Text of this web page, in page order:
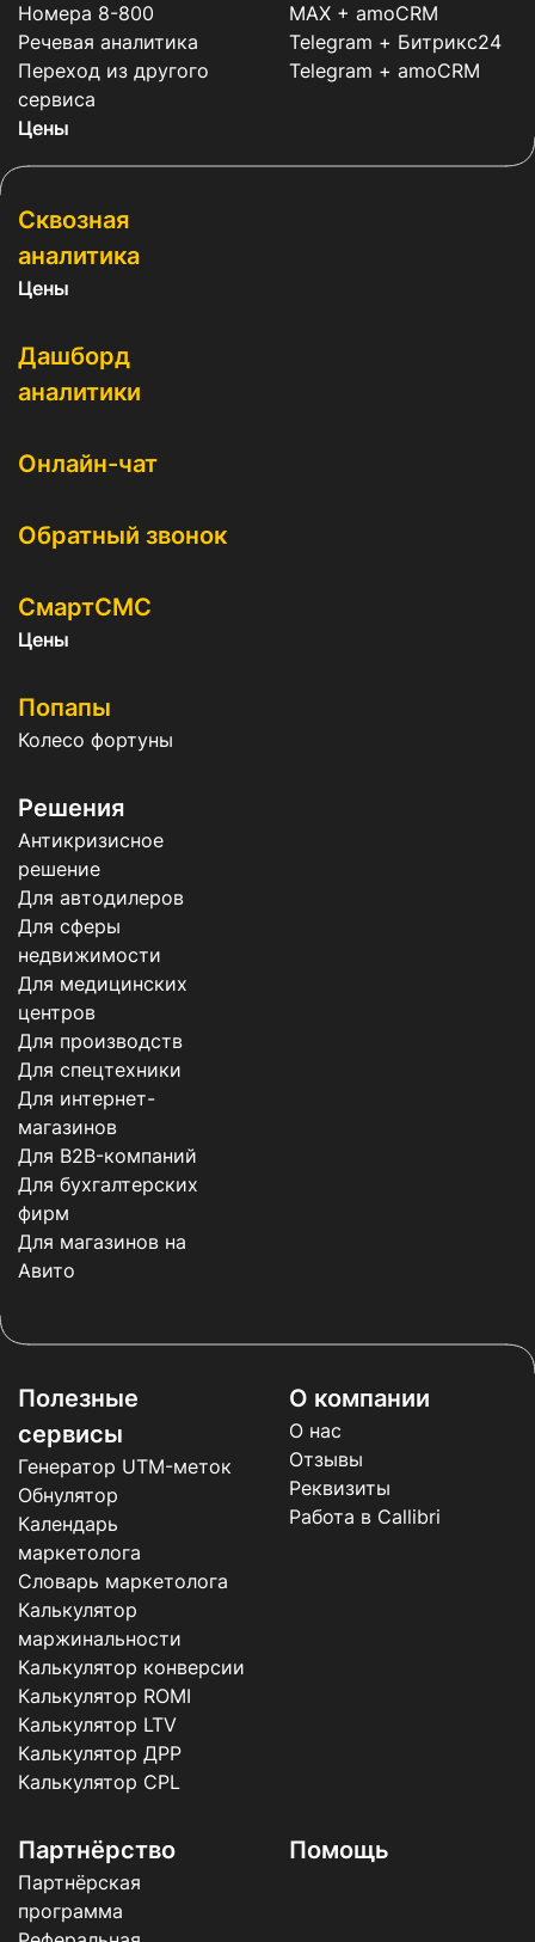
Номера 8-800
Речевая аналитика
Переход из другого
сервиса
Цены
MAX + amoCRM
Telegram + Битрикс24
Telegram + amoCRM
Сквозная
аналитика
Цены
Дашборд
аналитики
Онлайн-чат
Обратный звонок
СмартСМС
Цены
Попапы
Колесо фортуны
Решения
Антикризисное
решение
Для автодилеров
Для сферы
недвижимости
Для медицинских
центров
Для производств
Для спецтехники
Для интернет-
магазинов
Для B2B-компаний
Для бухгалтерских
фирм
Для магазинов на
Авито
Полезные
сервисы
Генератор UTM-меток
Обнулятор
Календарь
маркетолога
Словарь маркетолога
Калькулятор
маржинальности
Калькулятор конверсии
Калькулятор ROMI
Калькулятор LTV
Калькулятор ДРР
Калькулятор CPL
Помощь
О компании
О нас
Отзывы
Реквизиты
Работа в Callibri
Партнёрство
Партнёрская
программа